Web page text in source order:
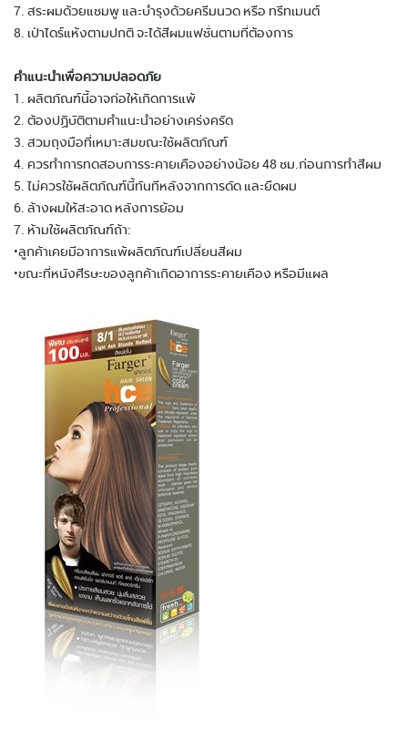
7. สระผมด้วยแชมพู และบำรุงด้วยครีมนวด หรือ ทรีทเมนต์
8. เป่าไดร์แห้งตามปกติ จะได้สีผมแฟชั่นตามที่ต้องการ
คำแนะนำเพื่อความปลอดภัย
1. ผลิตภัณฑ์นี้อาจก่อให้เกิดการแพ้
2. ต้องปฏิบัติตามคำแนะนำอย่างเคร่งครัด
3. สวมถุงมือที่เหมาะสมขณะใช้ผลิตภัณฑ์
4. ควรทำการทดสอบการระคายเคืองอย่างน้อย 48 ชม.ก่อนการทำสีผม
5. ไม่ควรใช้ผลิตภัณฑ์นี้ทันทีหลังจากการดัด และยืดผม
6. ล้างผมให้สะอาด หลังการย้อม
7. ห้ามใช้ผลิตภัณฑ์ถ้า:
•ลูกค้าเคยมีอาการแพ้ผลิตภัณฑ์เปลี่ยนสีผม
•ขณะที่หนังศีรษะของลูกค้าเกิดอาการระคายเคือง หรือมีแผล